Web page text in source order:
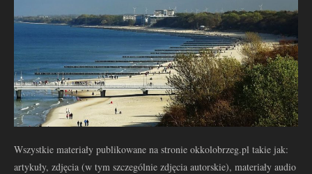
Wszystkie materiały publikowane na stronie okkolobrzeg.pl takie jak:
artykuły, zdjęcia (w tym szczególnie zdjęcia autorskie), materiały audio